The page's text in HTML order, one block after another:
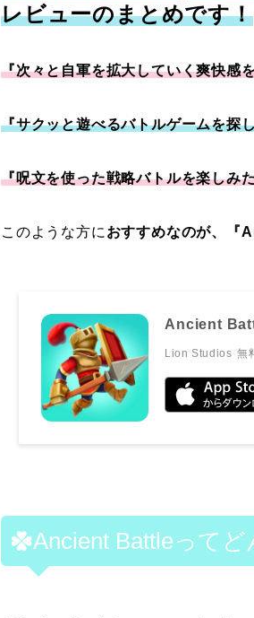
レビューのまとめです！
『次々と自軍を拡大していく爽快感
『サクッと遊べるバトルゲームを探
『呪文を使った戦略バトルを楽しみ
このような方に おすすめなのが、『
Ancient
Lion Studios 無
Ancient Battleってど